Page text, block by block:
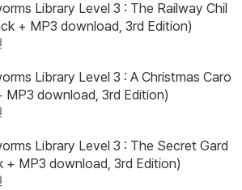
Library Level 3 : The Railway Chil
+ MP3 download, 3rd Edition)
Library Level 3 : A Christmas Caro
MP3 download, 3rd Edition)
Library Level 3 : The Secret Gard
+ MP3 download, 3rd Edition)